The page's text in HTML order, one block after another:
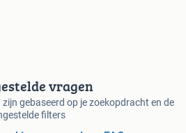
vragen
gebaseerd op je zoekopdracht en de
filters